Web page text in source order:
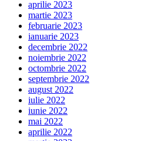
aprilie 2023
martie 2023
februarie 2023
ianuarie 2023
decembrie 2022
noiembrie 2022
octombrie 2022
septembrie 2022
august 2022
iulie 2022
iunie 2022
mai 2022
aprilie 2022